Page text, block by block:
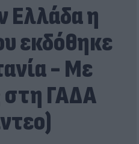
Ελλάδα η
εκδόθηκε
- Με
στη ΓΑΔΑ